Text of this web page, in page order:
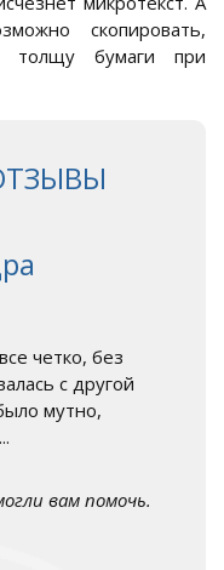
скопировать,
толщу бумаги при
четко, без
с другой
мутно,
вам помочь.